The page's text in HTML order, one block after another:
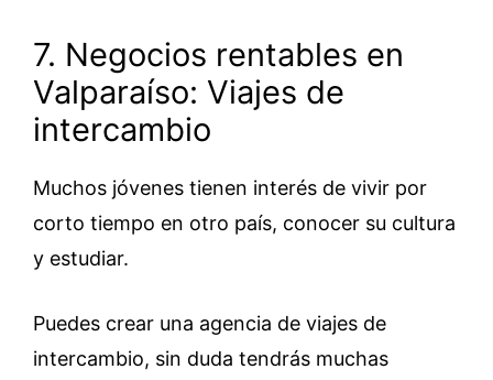
7. Negocios rentables en
Valparaíso: Viajes de
intercambio
Muchos jóvenes tienen interés de vivir por
corto tiempo en otro país, conocer su cultura
y estudiar.
Puedes crear una agencia de viajes de
intercambio, sin duda tendrás muchas